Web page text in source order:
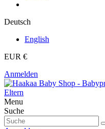
Deutsch
English
EUR €
Anmelden
Menu
Suche